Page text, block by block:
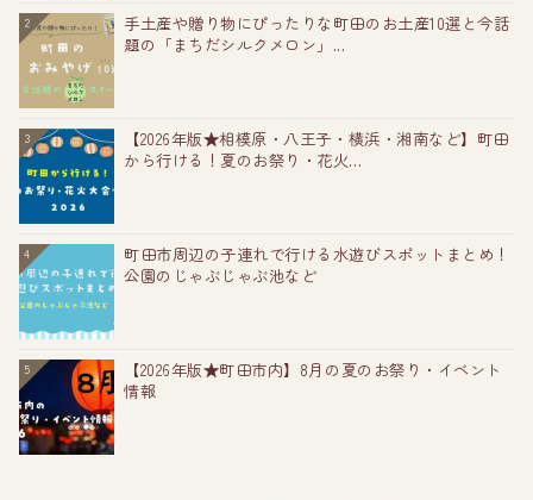
2
手土産や贈り物にぴったりな町田のお土産10選と今話
題の「まちだシルクメロン」...
3
【2026年版★相模原・八王子・横浜・湘南など】町田
から行ける！夏のお祭り・花火...
4
町田市周辺の子連れで行ける水遊びスポットまとめ！
公園のじゃぶじゃぶ池など
5
【2026年版★町田市内】8月の夏のお祭り・イベント
情報